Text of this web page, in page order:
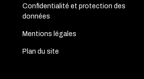
Confidentialité et protection des
données
Mentions légales
Plan du site